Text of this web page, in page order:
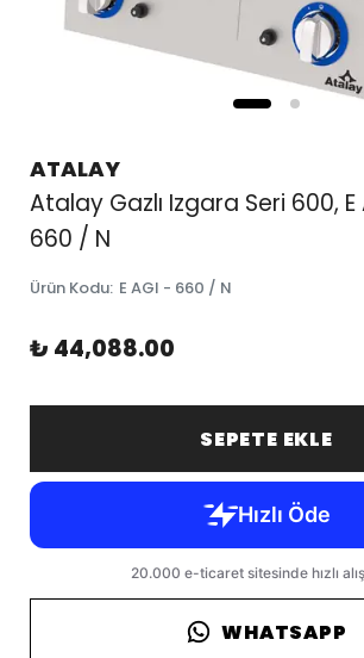
ATALAY
Atalay Gazlı Izgara Seri 600, E
660 / N
Ürün Kodu: E AGI - 660 / N
₺ 44,088.00
SEPETE EKLE
WHATSAPP